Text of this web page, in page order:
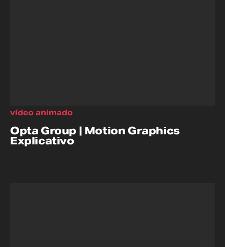
Opta Group | Motion Graphics
Explicativo
vídeo animado